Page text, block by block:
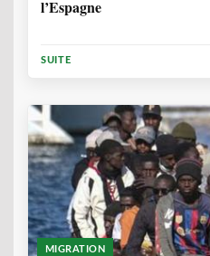
l’Espagne
SUITE
MIGRATION